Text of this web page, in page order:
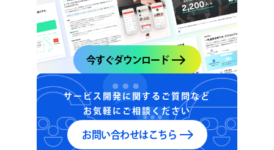
今すぐダウンロード
サービス開発に関するご質問など
お気軽にご相談ください
お問い合わせはこちら